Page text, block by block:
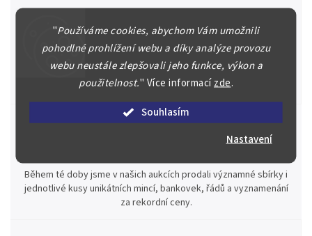
"Používáme cookies, abychom Vám umožnili
pohodlné prohlížení webu a díky analýze provozu
webu neustále zlepšovali jeho funkce, výkon a
použitelnost." Více informacízde.
Souhlasím
Nastavení
Špičkové služby za nejlepší ceny
Náš kolektiv specialistů a znalců se Vám bude plně věnovat.
Posoudíme kvalitu a pravost Vašeho materiálu, prodáme v naší
aukci nebo Vám poradíme kam investovat.
Během té doby jsme v našich aukcích prodali významné sbírky i
jednotlivé kusy unikátních mincí, bankovek, řádů a vyznamenání
za rekordní ceny.